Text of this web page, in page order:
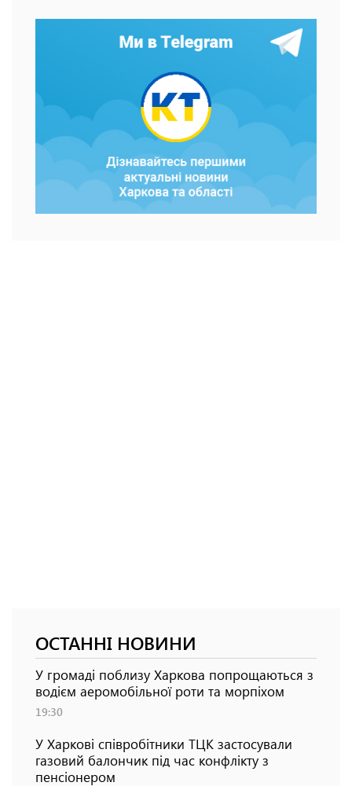
ОСТАННІ НОВИНИ
У громаді поблизу Харкова попрощаються з
водієм аеромобільної роти та морпіхом
19:30
У Харкові співробітники ТЦК застосували
газовий балончик під час конфлікту з
пенсіонером